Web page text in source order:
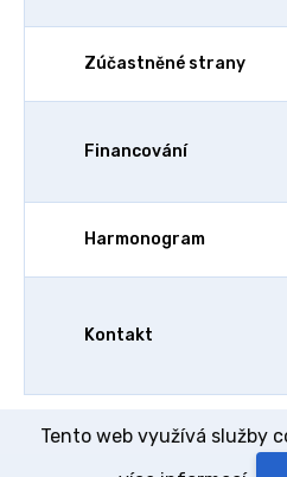
Zúčastněné strany
Financování
Harmonogram
Kontakt
Tento web využívá služby